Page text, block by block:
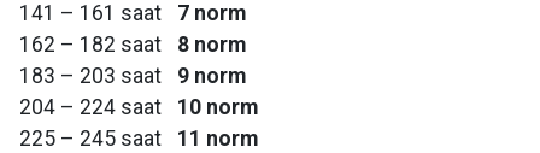
141 – 161 saat
7 norm
162 – 182 saat
8 norm
183 – 203 saat
9 norm
204 – 224 saat
10 norm
225 – 245 saat
11 norm